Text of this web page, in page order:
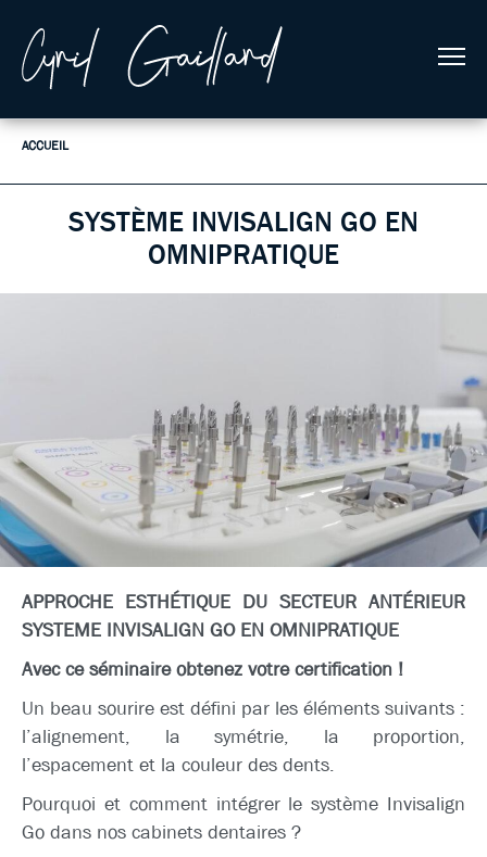
QUI EST CYRIL
SES ACTIVITÉS
SON LIVRE
COACHING
CONTACT
ACCUEIL
SYSTÈME INVISALIGN GO EN
OMNIPRATIQUE
APPROCHE ESTHÉTIQUE DU SECTEUR ANTÉRIEUR
SYSTEME INVISALIGN GO EN OMNIPRATIQUE
Avec ce séminaire obtenez votre certification !
Un beau sourire est défini par les éléments suivants :
l’alignement, la symétrie, la proportion,
l’espacement et la couleur des dents.
Pourquoi et comment intégrer le système Invisalign
Go dans nos cabinets dentaires ?